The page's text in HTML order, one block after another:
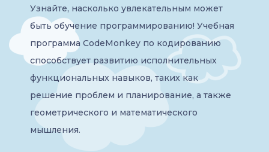
Узнайте, насколько увлекательным может
быть обучение программированию! Учебная
программа CodeMonkey по кодированию
способствует развитию исполнительных
функциональных навыков, таких как
решение проблем и планирование, а также
геометрического и математического
мышления.